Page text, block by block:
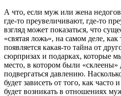
А что, если муж или жена
где-то преувеличивают, где-то
взгляд может показаться, что
«святая ложь», на самом деле,
появляется какая-то тайна от
сюрпризах и подарках, которые
место, в котором были «склеены»
подвергаться давлению.
будет зависеть от того, как часто
будет возникать в отношениях